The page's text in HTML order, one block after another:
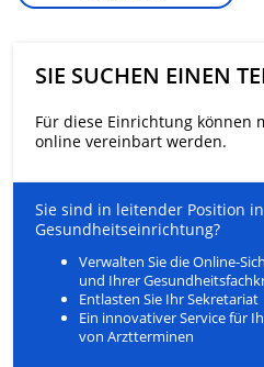
SIE SUCHEN EINEN
Für diese Einrichtung können
online vereinbart werden.
Sie sind in leitender Position
Gesundheitseinrichtung?
Verwalten Sie die Online-
und Ihrer
Entlasten Sie Ihr Sekretariat
Ein innovativer Service für
von Arztterminen